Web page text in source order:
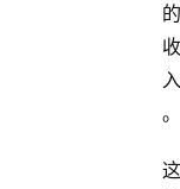
的
收
入
。
这